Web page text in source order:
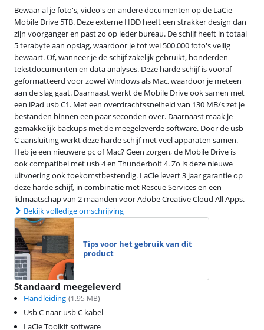
Bewaar al je foto's, video's en andere documenten op de LaCie
Mobile Drive 5TB. Deze externe HDD heeft een strakker design dan
zijn voorganger en past zo op ieder bureau. De schijf heeft in totaal
5 terabyte aan opslag, waardoor je tot wel 500.000 foto's veilig
bewaart. Of, wanneer je de schijf zakelijk gebruikt, honderden
tekstdocumenten en data analyses. Deze harde schijf is vooraf
geformatteerd voor zowel Windows als Mac, waardoor je meteen
aan de slag gaat. Daarnaast werkt de Mobile Drive ook samen met
een iPad usb C1. Met een overdrachtssnelheid van 130 MB/s zet je
bestanden binnen een paar seconden over. Daarnaast maak je
gemakkelijk backups met de meegeleverde software. Door de usb
C aansluiting werkt deze harde schijf met veel apparaten samen.
Heb je een nieuwere pc of Mac? Geen zorgen, de Mobile Drive is
ook compatibel met usb 4 en Thunderbolt 4. Zo is deze nieuwe
uitvoering ook toekomstbestendig. LaCie levert 3 jaar garantie op
deze harde schijf, in combinatie met Rescue Services en een
lidmaatschap van 2 maanden voor Adobe Creative Cloud All Apps.
Bekijk volledige omschrijving
Tips voor het gebruik van dit
product
Standaard meegeleverd
Handleiding (1.95 MB)
Usb C naar usb C kabel
LaCie Toolkit software